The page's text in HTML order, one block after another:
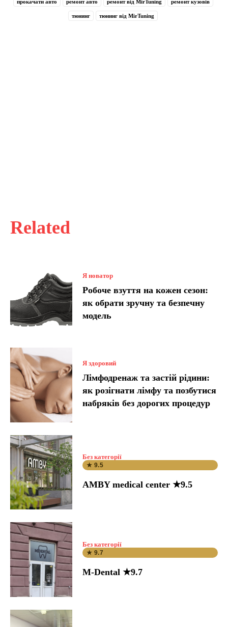
Related
Я новатор
Робоче взуття на кожен сезон:
як обрати зручну та безпечну
модель
Я здоровий
Лімфодренаж та застій рідини:
як розігнати лімфу та позбутися
набряків без дорогих процедур
Без категорії
★ 9.5
AMBY medical center ★9.5
Без категорії
★ 9.7
M-Dental ★9.7
прокачати авто ремонт авто ремонт від MirTuning ремонт кузовів
тюнинг тюнинг від MirTuning